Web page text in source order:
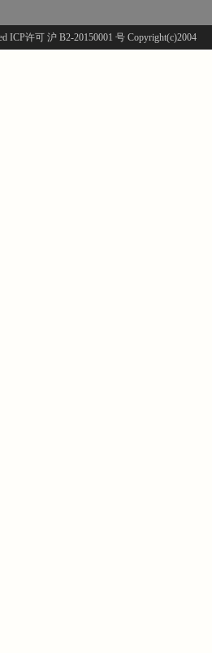
ICP许可 沪 B2-20150001 号 Copyright(c)2004